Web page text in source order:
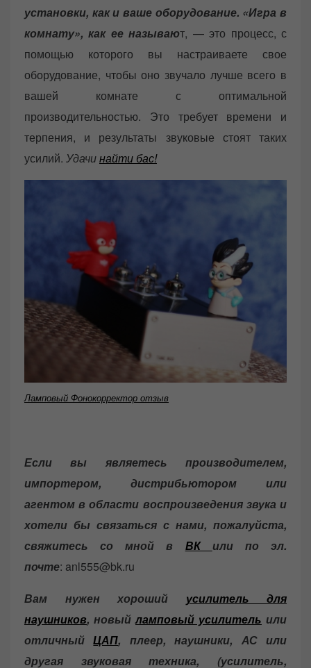
установки, как и ваше оборудование. «Игра в
комнату», как ее называют, — это процесс, с
помощью которого вы настраиваете свое
оборудование, чтобы оно звучало лучше всего в
вашей комнате с оптимальной
производительностью. Это требует времени и
терпения, и результаты звуковые стоят таких
усилий. Удачинайти бас!
Ламповый Фонокорректор отзыв
Если вы являетесь производителем,
импортером, дистрибьютором или
агентом в области воспроизведения звука и
хотели бы связаться с нами, пожалуйста,
свяжитесь со мной в ВК или по эл.
почте: anl555@bk.ru
Вам нужен хороший усилитель для
наушников, новыйламповый усилитель или
отличныйЦАП, плеер, наушники, АС или
другая звуковая техника, (усилитель,